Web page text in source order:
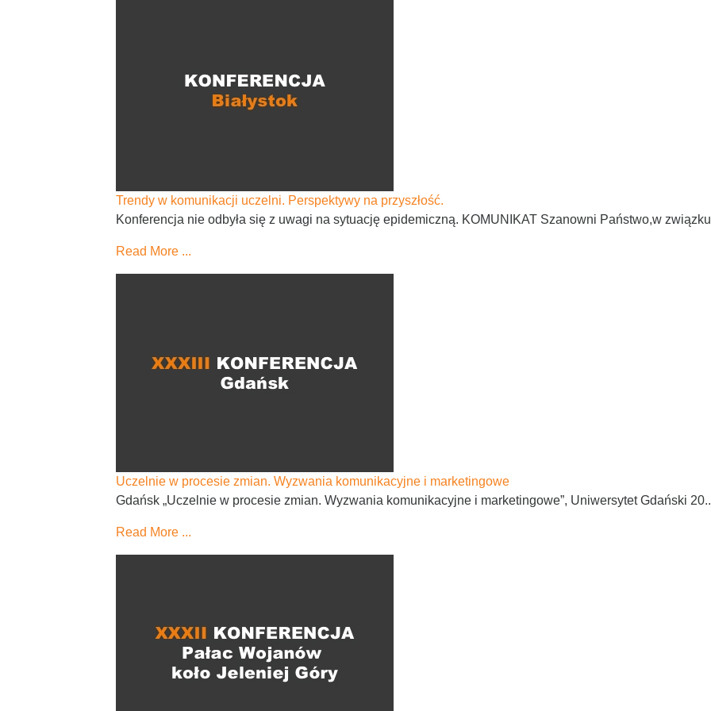
Trendy w komunikacji uczelni. Perspektywy na przyszłość.
Konferencja nie odbyła się z uwagi na sytuację epidemiczną. KOMUNIKAT Szanowni Państwo,w
Read More ...
Uczelnie w procesie zmian. Wyzwania komunikacyjne i marketingowe
Gdańsk „Uczelnie w procesie zmian. Wyzwania komunikacyjne i marketingowe”, Uniwersytet Gdański
Read More ...